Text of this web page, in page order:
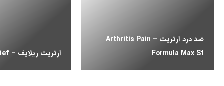
ضد درد آرتریت – Arthritis Pain
Formula Max St
آرتریت ریلایف – Arthritis Relief